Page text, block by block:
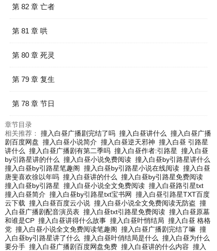
第 82 章 亡者
第 81 章 哄
第 80 章 死灵
第 79 章 复生
第 78 章 节日
章节目录
相关推荐： 撞入白昼广播剧完结了吗 撞入白昼讲什么
撞入白昼广播
剧百度网盘 撞入白昼小说简介 撞入白昼逆天邪神 撞入白昼 引路星
讲什么
撞入白昼广播剧有第二季吗 撞入白昼作者:引路星 撞入白昼
by引路星讲的什么
撞入白昼小说免费阅读 撞入白昼by引路星讲什么
撞入白昼by引路星笔趣阁 撞入白昼by引路星小说在线阅读 撞入白昼
唐斐喜欢徐以年吗 撞入白昼讲的什么
撞入白昼by引路星免费阅读
撞入白昼by引路星 撞入白昼小说全文免费阅读 撞入白昼路引星txt
撞入白昼简介 撞入白昼by引路星txt宝书网
撞入白昼引路星TXT百度
云下载 撞入白昼百度云小说 撞入白昼小说全文免费阅读无防盗 撞
入白昼广播剧配音演员表 撞入白昼txt引路星免费阅读 撞入白昼原墓
和谁是CP 撞入白昼讲得什么故事 撞入白昼叶悄结局 撞入白昼 格格
党 撞入白昼小说全文免费阅读笔趣阁 撞入白昼广播剧完结了嘛 撞
入白昼by引路星讲了什么
撞入白昼叶俏结局是什么
撞入白昼为什么
要分手 撞入白昼广播剧百度网盘免费 撞入白昼讲的什么内容 撞入